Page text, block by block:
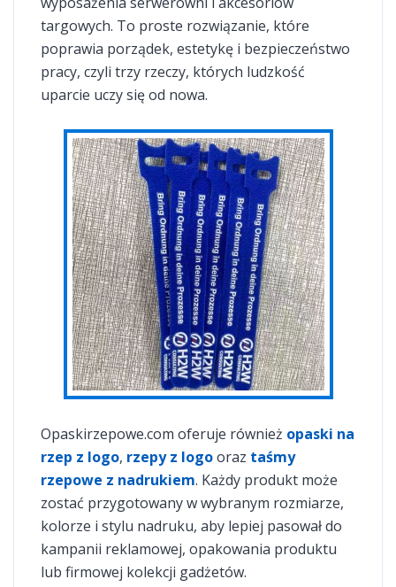
targowych. To proste rozwiązanie, które
poprawia porządek, estetykę i bezpieczeństwo
pracy, czyli trzy rzeczy, których ludzkość
uparcie uczy się od nowa.
Opaskirzepowe.com oferuje również opaski na
rzep z logo, rzepy z logooraz taśmy
rzepowe z nadrukiem. Każdy produkt może
zostać przygotowany w wybranym rozmiarze,
kolorze i stylu nadruku, aby lepiej pasował do
kampanii reklamowej, opakowania produktu
lub firmowej kolekcji gadżetów.